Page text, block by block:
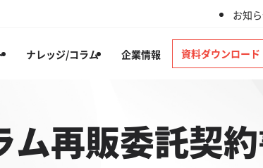
お知
ナレッジ/コラム 企業情報 資料ダウンロード
再販委託契